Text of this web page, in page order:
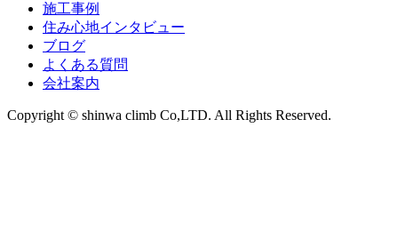
施工事例
住み心地インタビュー
ブログ
よくある質問
会社案内
Copyright © shinwa climb Co,LTD. All Rights Reserved.